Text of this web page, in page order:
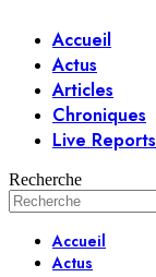
Accueil
Actus
Articles
Chroniques
Live Reports
Recherche
Accueil
Actus